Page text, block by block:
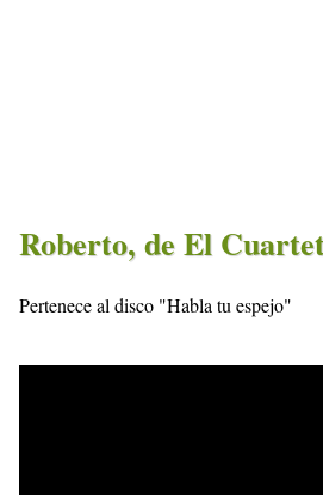
Roberto, de El
Pertenece al disco "Habla tu espejo"